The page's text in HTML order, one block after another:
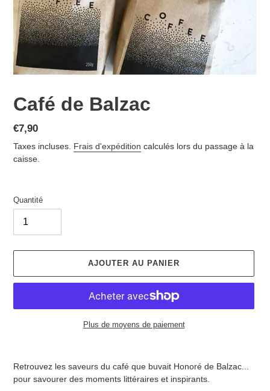
Café de Balzac
Prix
normal
€7,90
Taxes incluses. Frais d'expédition calculés lors du passage à la
caisse.
Quantité
AJOUTER AU PANIER
Plus de moyens de paiement
à
Retrouvez les saveurs du café que buvait Honoré de Balzac...
pour savourer des moments littéraires et inspirants.